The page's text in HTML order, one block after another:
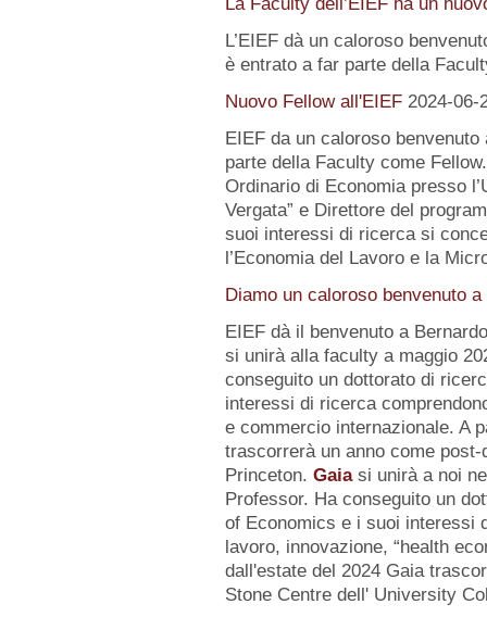
L’EIEF dà un caloroso
è entrato a far parte della
Nuovo Fellow all'EIEF 2024-06-
EIEF da un caloroso
parte della Faculty come
Ordinario di Economia presso
Vergata” e Direttore del
suoi interessi di ricerca si
l’Economia del Lavoro e la
Diamo un caloroso benvenuto
EIEF dà il benvenuto a
si unirà alla faculty a maggio
conseguito un dottorato di
interessi di ricerca
e commercio internazionale. A
trascorrerà un anno come
Princeton. Gaiasi unirà a noi
Professor. Ha conseguito un
of Economics e i suoi interessi
lavoro, innovazione, “health
dall'estate del 2024 Gaia
Stone Centre dell' University